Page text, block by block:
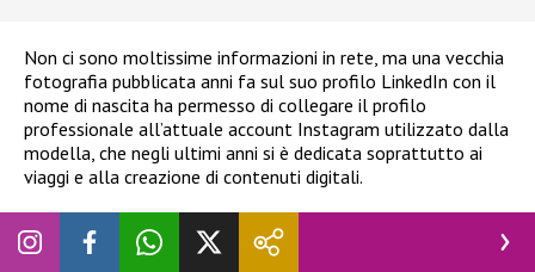
Non ci sono moltissime informazioni in rete, ma una vecchia
fotografia pubblicata anni fa sul suo profilo LinkedIn con il
nome di nascita ha permesso di collegare il profilo
professionale all’attuale account Instagram utilizzato dalla
modella, che negli ultimi anni si è dedicata soprattutto ai
viaggi e alla creazione di contenuti digitali.